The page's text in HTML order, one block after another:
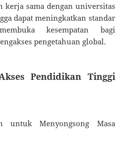
sama dengan universitas
dapat meningkatkan standar
kesempatan bagi
pengetahuan global.
Pendidikan Tinggi
untuk Menyongsong Masa